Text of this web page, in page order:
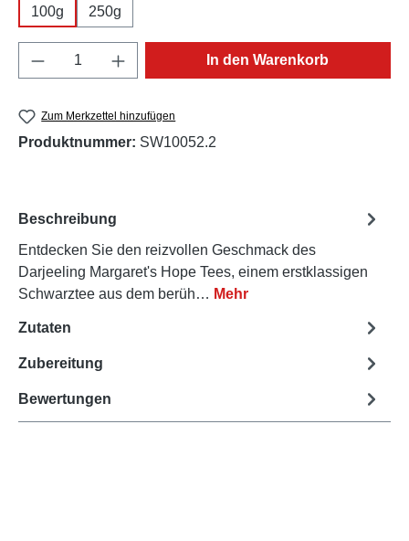
100g 250g
Produkt Anzahl: Gib den gewünschten
In den Warenkorb
Zum Merkzettel hinzufügen
Produktnummer: SW10052.2
Beschreibung
Entdecken Sie den reizvollen Geschmack des
Darjeeling Margaret's Hope Tees, einem erstklassigen
Schwarztee aus dem berüh… Mehr
Zutaten
Zubereitung
Bewertungen